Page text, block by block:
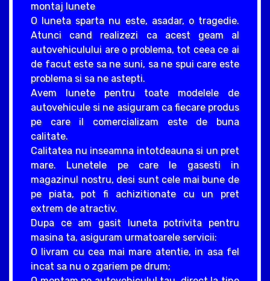
montaj lunete
O luneta sparta nu este, asadar, o tragedie.
Atunci cand realizezi ca acest geam al
autovehiculului are o problema, tot ceea ce ai
de facut este sa ne suni, sa ne spui care este
problema si sa ne astepti.
Avem lunete pentru toate modelele de
autovehicule si ne asiguram ca fiecare produs
pe care il comercializam este de buna
calitate.
Calitatea nu inseamna intotdeauna si un pret
mare. Lunetele pe care le gasesti in
magazinul nostru, desi sunt cele mai bune de
pe piata, pot fi achizitionate cu un pret
extrem de atractiv.
Dupa ce am gasit luneta potrivita pentru
masina ta, asiguram urmatoarele servicii:
O livram cu cea mai mare atentie, in asa fel
incat sa nu o zgariem pe drum;